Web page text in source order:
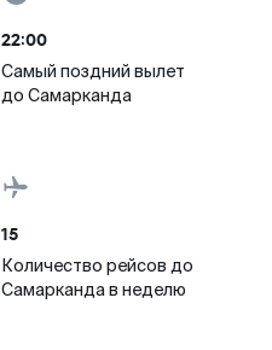
22:00
Самый поздний вылет
до Самарканда
15
Количество рейсов до
Самарканда в неделю